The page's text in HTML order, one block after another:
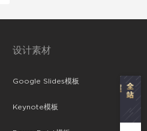
设计素材
Google Slides模板
Keynote模板